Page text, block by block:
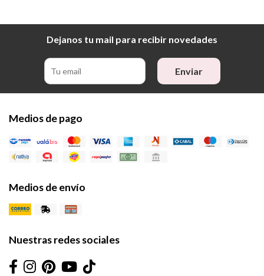
Dejanos tu mail para recibir novedades
Enviar
Medios de pago
Medios de envío
Nuestras redes sociales